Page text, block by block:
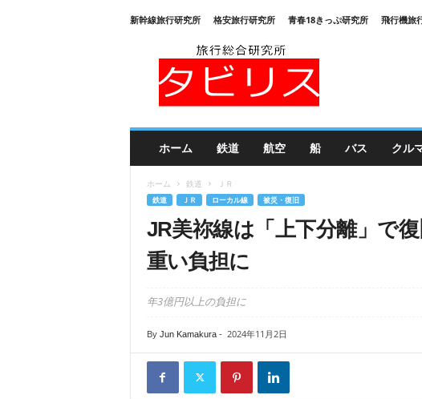
新幹線旅行研究所 格安旅行研究所 青春18きっぷ研究所 飛行機旅
ホーム 鉄道 航空 船 バス クル
ホーム 鉄道 ＪＲ
鉄道 ＪＲ ローカル線 被災・復旧
JR美祢線は「上下分離」で
重い負担に
年3億円以上の負担に
By Jun Kamakura- 2024年11月2日